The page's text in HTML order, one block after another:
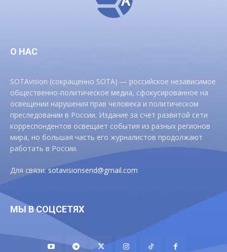
О НАС
SOTAvision (сокращенно SOTA) — российское независимое
общественно-политическое медиа, сфокусированное на
освещении нарушения прав человека и политическом
преследовании в России. Издание за счет развитой сети
корреспондентов освещает события из разных регионов
мира, но большая часть его журналистов продолжают
работать в России.
Для связи:sotavisionsend@gmail.com
МЫ В СОЦСЕТЯХ